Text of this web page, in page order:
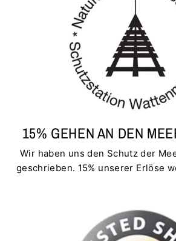
15% GEHEN AN DEN
Wir haben uns den Schutz der
geschrieben. 15% unserer Erlöse